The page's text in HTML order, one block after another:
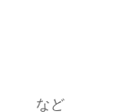
ム など